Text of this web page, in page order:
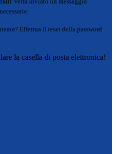
Effettua il reset della password
la casella di posta elettronica!